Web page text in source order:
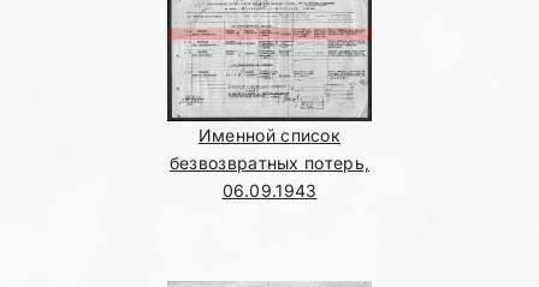
Именной список
безвозвратных потерь,
06.09.1943